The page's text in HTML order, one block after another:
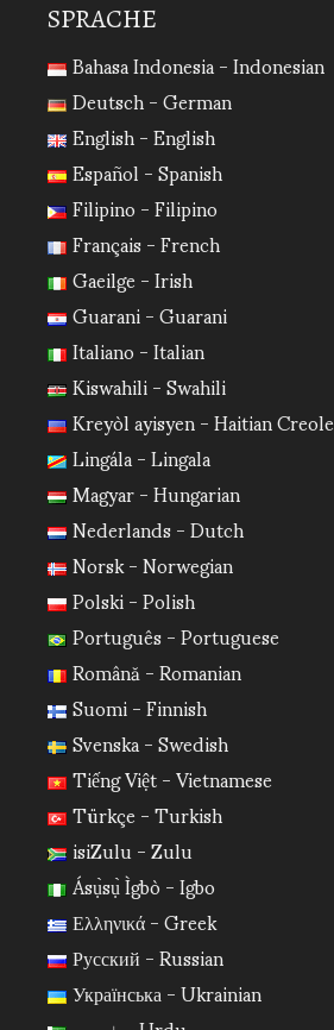
SPRACHE
Bahasa Indonesia - Indonesian
Deutsch - German
English - English
Español - Spanish
Filipino - Filipino
Français - French
Gaeilge - Irish
Guarani - Guarani
Italiano - Italian
Kiswahili - Swahili
Kreyòl ayisyen - Haitian Creole
Lingála - Lingala
Magyar - Hungarian
Nederlands - Dutch
Norsk - Norwegian
Polski - Polish
Português - Portuguese
Română - Romanian
Suomi - Finnish
Svenska - Swedish
Tiếng Việt - Vietnamese
Türkçe - Turkish
isiZulu - Zulu
Ásụ̀sụ̀ Ìgbò - Igbo
Ελληνικά - Greek
Русский - Russian
Українська - Ukrainian